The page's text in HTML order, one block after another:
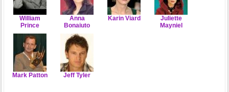
William
Prince
Anna
Bonaiuto
Karin Viard
Juliette
Mayniel
Mark Patton Jeff Tyler